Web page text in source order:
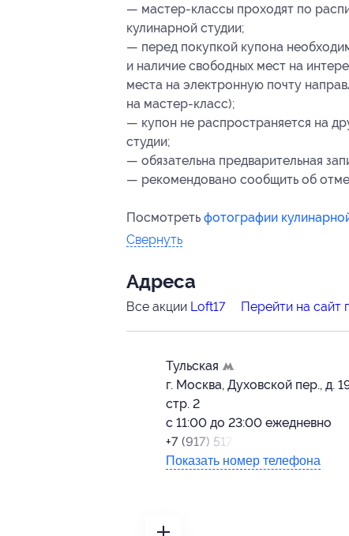
— мастер-классы проходят по
кулинарной студии;
— перед покупкой купона
и наличие свободных мест на
места на электронную почту
на мастер-класс);
— купон не распространяется на
студии;
— обязательна предварительная
— рекомендовано сообщить об
Посмотреть фотографии
Свернуть
Адресa
Все акции Loft17 Перейти на сайт
Тульская
г. Москва, Духовской пер., д.
стр. 2
с 11:00 до 23:00 ежедневно
+7 (917) 517-76-67
Показать номер телефона